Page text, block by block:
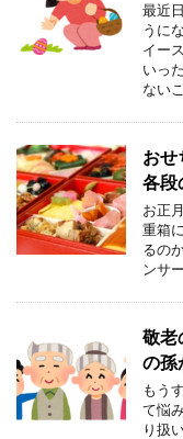
最近
うに
イー
いっ
ない
お
各段
お正
重箱
るの
ンサ
敬老
の孫
もう
て悩
り扱